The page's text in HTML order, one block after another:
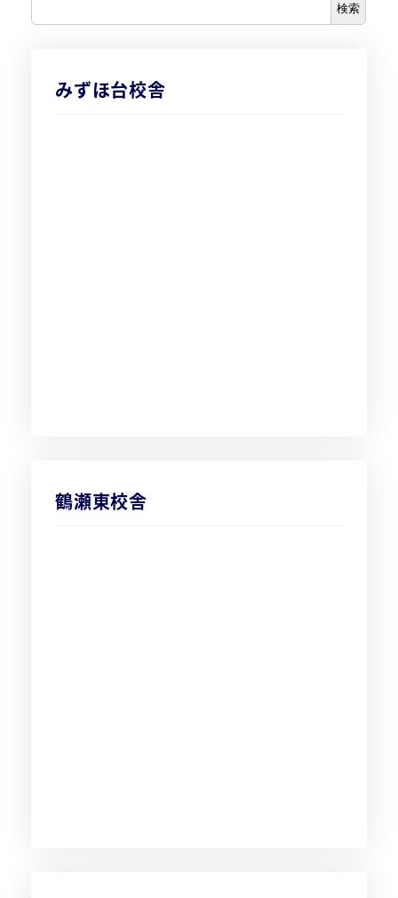
検索
みずほ台校舎
鶴瀬東校舎